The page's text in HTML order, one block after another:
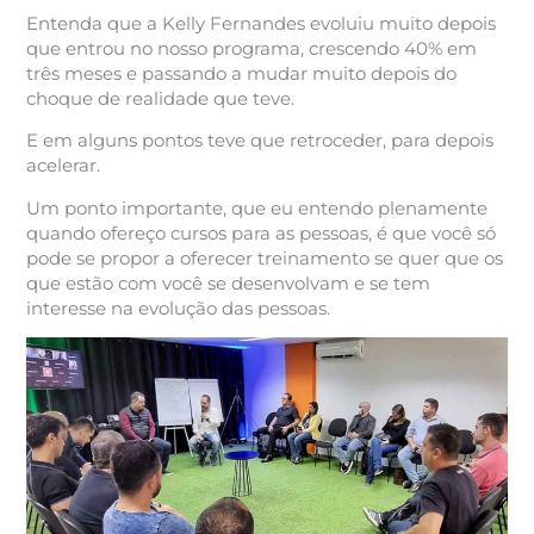
Entenda que a Kelly Fernandes evoluiu muito depois
que entrou no nosso programa, crescendo 40% em
três meses e passando a mudar muito depois do
choque de realidade que teve.
E em alguns pontos teve que retroceder, para depois
acelerar.
Um ponto importante, que eu entendo plenamente
quando ofereço cursos para as pessoas, é que você só
pode se propor a oferecer treinamento se quer que os
que estão com você se desenvolvam e se tem
interesse na evolução das pessoas.